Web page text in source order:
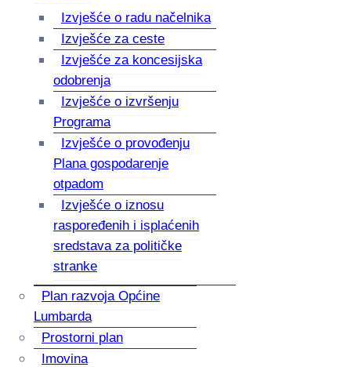
Izvješće o radu načelnika
Izvješće za ceste
Izvješće za koncesijska
odobrenja
Izvješće o izvršenju
Programa
Izvješće o provođenju
Plana gospodarenje
otpadom
Izvješće o iznosu
raspoređenih i isplaćenih
sredstava za političke
stranke
Plan razvoja Općine
Lumbarda
Prostorni plan
Imovina